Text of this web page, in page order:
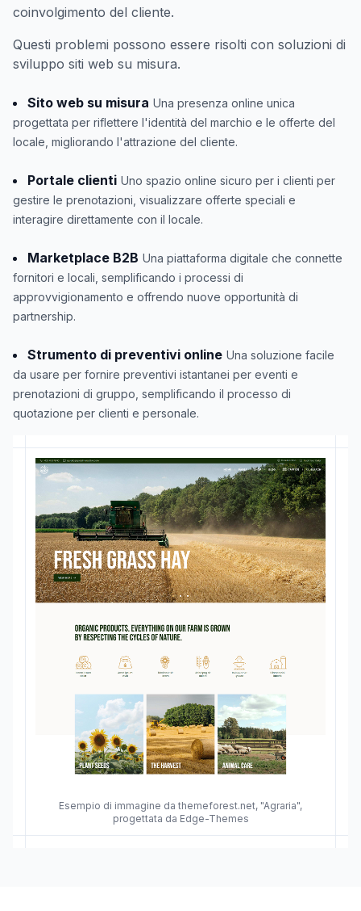
Esempio di immagine da themeforest.net, "Agraria",
progettata da Edge-Themes
coinvolgimento del cliente.
Questi problemi possono essere risolti con soluzioni di
sviluppo siti web su misura.
Sito web su misura Una presenza online unica
progettata per riflettere l'identità del marchio e le offerte del
locale, migliorando l'attrazione del cliente.
Portale clienti Uno spazio online sicuro per i clienti per
gestire le prenotazioni, visualizzare offerte speciali e
interagire direttamente con il locale.
Marketplace B2B Una piattaforma digitale che connette
fornitori e locali, semplificando i processi di
approvvigionamento e offrendo nuove opportunità di
partnership.
Strumento di preventivi online Una soluzione facile
da usare per fornire preventivi istantanei per eventi e
prenotazioni di gruppo, semplificando il processo di
quotazione per clienti e personale.